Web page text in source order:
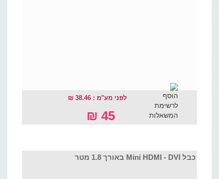
לפני מע"מ : 38.46 ₪
45 ₪
כבל Mini HDMI - DVI באורך 1.8 מטר